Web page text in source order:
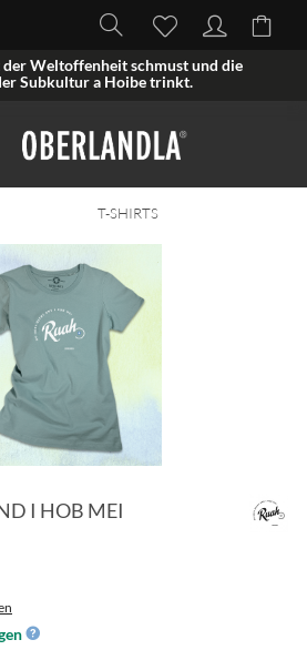
der Weltoffenheit schmust und die
Subkultur a Hoibe trinkt.
T-SHIRTS
I HOB MEI